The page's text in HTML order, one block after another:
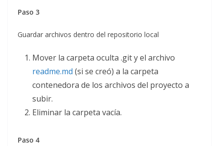
Paso 3
Guardar archivos dentro del repositorio local
Mover la carpeta oculta .git y el archivo
readme.md (si se creó) a la carpeta
contenedora de los archivos del proyecto a
subir.
Eliminar la carpeta vacía.
Paso 4